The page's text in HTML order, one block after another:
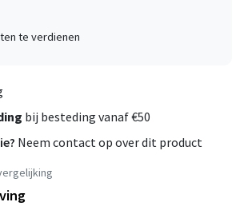
te verdienen
bij besteding vanaf €50
Neem contact op over dit product